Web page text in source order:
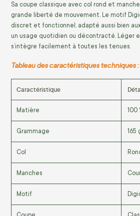
Sa coupe classique avec col rond et
grande liberté de mouvement. Le motif
discret et fonctionnel, adapté aussi bien
un usage quotidien ou décontracté. Léger
s’intègre facilement à toutes les tenues.
Tableau des caractéristiques techniques :
Caractéristique
Matière 100
Grammage 165
Col
Manches
Motif